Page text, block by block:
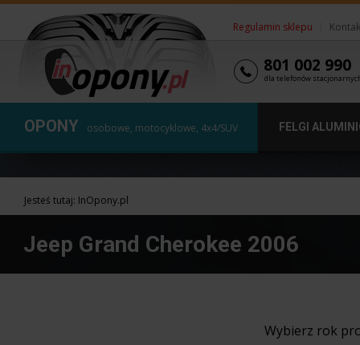
Regulamin sklepu
801 002 990
dla telefonów
OPONY osobowe, motocyklowe, 4x4/SUV FELGI
Jesteś tutaj: InOpony.pl
Jeep Grand Cherokee 2006
Wybierz rok